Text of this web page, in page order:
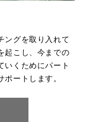
ングを取り入れて
起こし、今までの
いくためにパート
ートします。